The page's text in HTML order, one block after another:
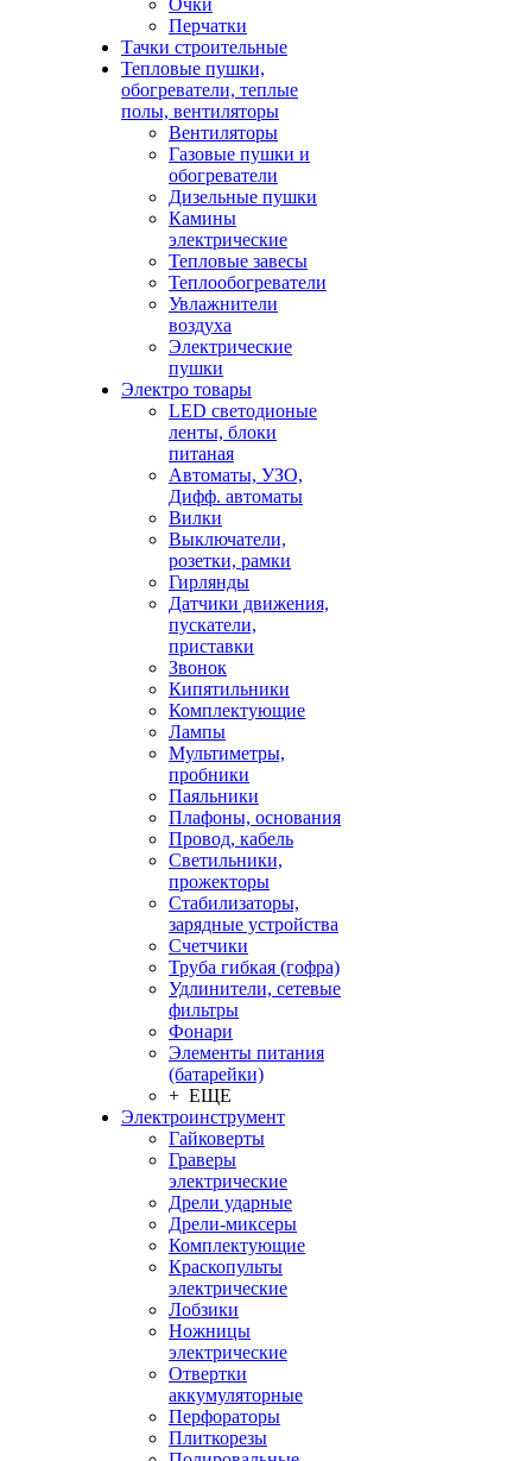
Очки
Перчатки
Тачки строительные
Тепловые пушки,
обогреватели, теплые
полы, вентиляторы
Вентиляторы
Газовые пушки и
обогреватели
Дизельные пушки
Камины
электрические
Тепловые завесы
Теплообогреватели
Увлажнители
воздуха
Электрические
пушки
Электро товары
LED светодионые
ленты, блоки
питаная
Автоматы, УЗО,
Дифф. автоматы
Вилки
Выключатели,
розетки, рамки
Гирлянды
Датчики движения,
пускатели,
приставки
Звонок
Кипятильники
Комплектующие
Лампы
Мультиметры,
пробники
Паяльники
Плафоны, основания
Провод, кабель
Светильники,
прожекторы
Стабилизаторы,
зарядные устройства
Счетчики
Труба гибкая (гофра)
Удлинители, сетевые
фильтры
Фонари
Элементы питания
(батарейки)
+ ЕЩЕ
Электроинструмент
Гайковерты
Граверы
электрические
Дрели ударные
Дрели-миксеры
Комплектующие
Краскопульты
электрические
Лобзики
Ножницы
электрические
Отвертки
аккумуляторные
Перфораторы
Плиткорезы